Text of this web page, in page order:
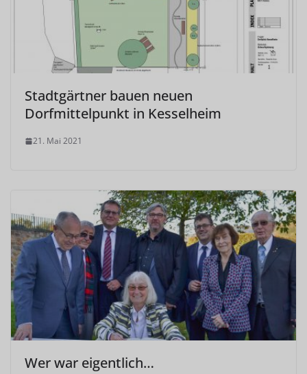
Stadtgärtner bauen neuen
Dorfmittelpunkt in Kesselheim
21. Mai 2021
Wer war eigentlich…